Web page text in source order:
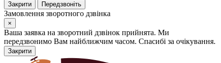
Закрити Передзвоніть
Замовлення зворотного дзвінка
×
Ваша заявка на зворотний дзвінок прийнята. Ми
передзвонимо Вам найближчим часом. Спасибі за очікування.
Закрити